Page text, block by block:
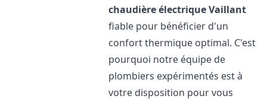
chaudière électrique Vaillant
fiable pour bénéficier d'un
confort thermique optimal. C'est
pourquoi notre équipe de
plombiers expérimentés est à
votre disposition pour vous